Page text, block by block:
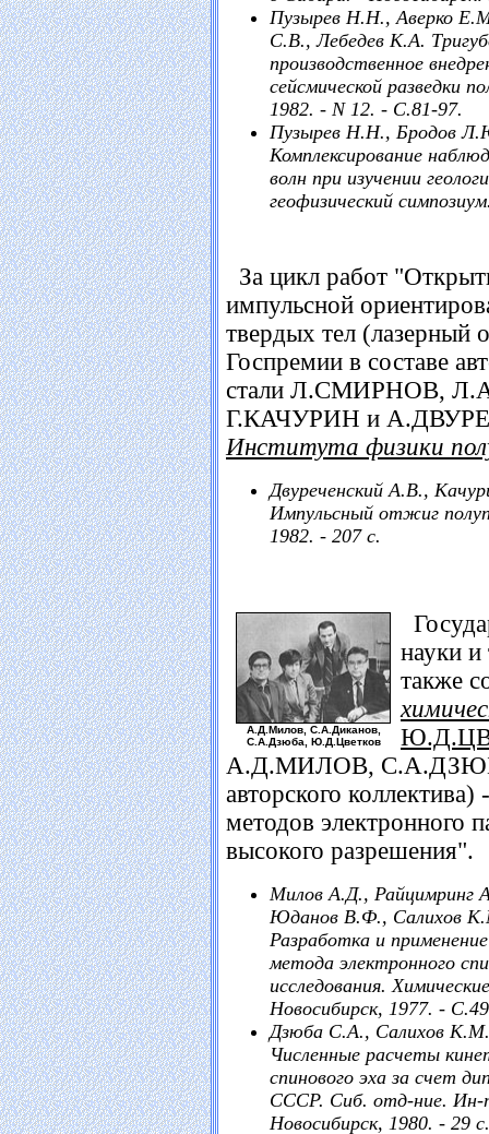
Пузырев Н.Н., Аверко
С.В., Лебедев К.А.
производственное
сейсмической разведки
1982. - N 12. - С.81-97.
Пузырев Н.Н., Бродов
Комплексирование
волн при изучении
геофизический
За цикл работ
импульсной
твердых тел (лазерный
Госпремии в составе
стали Л.СМИРНОВ,
Г.КАЧУРИН и
Института физики
Двуреченский А.В.,
Импульсный отжиг
1982. - 207 с.
А.Д.Милов, С.А.Диканов,
С.А.Дзюба, Ю.Д.Цветков
науки
также
А.Д.МИЛОВ,
авторского
методов электронного
высокого разрешения".
Милов А.Д.,
Юданов В.Ф., Салихов
Разработка и
метода электронного
исследования.
Новосибирск, 1977. -
Дзюба С.А., Салихов
Численные расчеты
спинового эха за счет
СССР. Сиб. отд-ние. Ин-
Новосибирск, 1980. - 29 с.